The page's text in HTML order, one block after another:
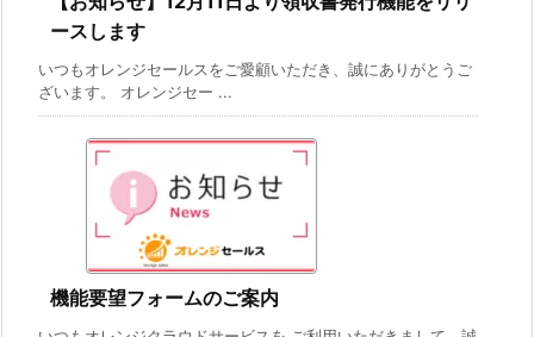
ースします
いつもオレンジセールスをご愛顧いただき、誠にありがとうご
ざいます。 オレンジセー ...
機能要望フォームのご案内